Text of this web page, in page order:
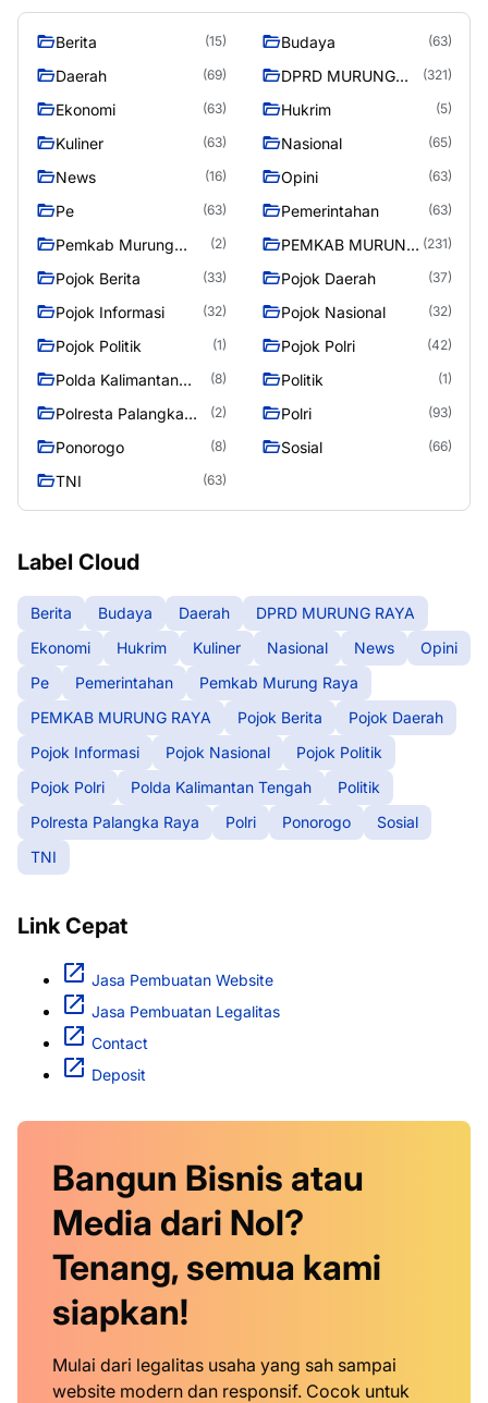
Berita (15) Budaya (63)
Daerah (69)
DPRD MURUNG
(321)
Ekonomi (63) Hukrim (5)
Kuliner (63) Nasional (65)
News (16) Opini (63)
Pe (63) Pemerintahan (63)
Pemkab Murung
(2)
PEMKAB MURUNG (231)
Pojok Berita (33) Pojok Daerah (37)
Pojok Informasi (32) Pojok Nasional (32)
Pojok Politik (1) Pojok Polri (42)
Polda Kalimantan
(8) Politik (1)
Polresta Palangka
(2) Polri (93)
Ponorogo (8) Sosial (66)
TNI (63)
Label Cloud
Berita Budaya Daerah
DPRD MURUNG RAYA
Ekonomi
Hukrim Kuliner Nasional News
Opini
Pe
Pemerintahan
Pemkab Murung Raya
PEMKAB MURUNG RAYA
Pojok Berita
Pojok Daerah
Pojok Informasi
Pojok Nasional
Pojok Politik
Pojok Polri
Polda Kalimantan Tengah
Politik
Polresta Palangka Raya
Polri Ponorogo
Sosial
TNI
Link Cepat
Jasa Pembuatan Website
Jasa Pembuatan Legalitas
Contact
Deposit
Bangun Bisnis atau
Media dari Nol?
Tenang, semua kami
siapkan!
Mulai dari legalitas usaha yang sah sampai
website modern dan responsif. Cocok untuk